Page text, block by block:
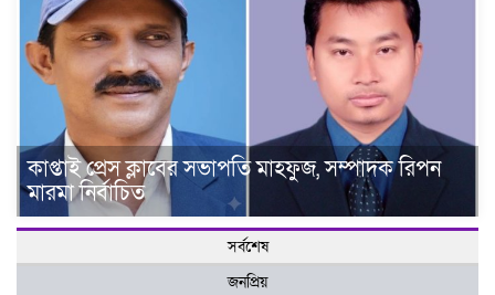
কাপ্তাই প্রেস ক্লাবের সভাপতি মাহফুজ, সম্পাদক রিপন
মারমা নির্বাচিত
সর্বশেষ
জনপ্রিয়